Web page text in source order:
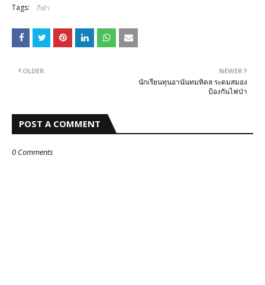
Tags: กีฬา
NEWER
นักเรียนทุนอานันทมหิดล ระดมสมอง
ป้องกันไฟป่า
OLDER
POST A COMMENT
0 Comments